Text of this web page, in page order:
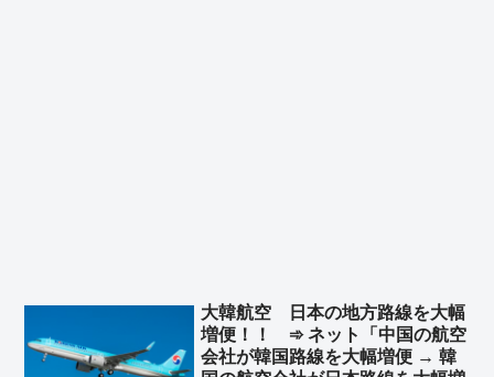
大韓航空 日本の地方路線を大幅
増便！！ ➾ ネット「中国の航空
会社が韓国路線を大幅増便 → 韓